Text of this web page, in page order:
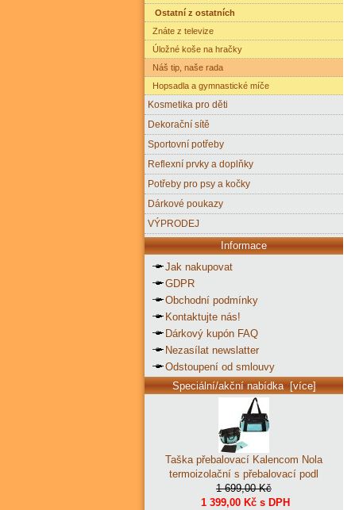
Ostatní z ostatních
Znáte z televize
Úložné koše na hračky
Náš tip, naše rada
Hopsadla a gymnastické míče
Kosmetika pro děti
Dekorační sítě
Sportovní potřeby
Reflexní prvky a doplňky
Potřeby pro psy a kočky
Dárkové poukazy
VÝPRODEJ
Informace
Jak nakupovat
GDPR
Obchodní podmínky
Kontaktujte nás!
Dárkový kupón FAQ
Nezasílat newslatter
Odstoupení od smlouvy
Speciální/akční nabídka [více]
Taška přebalovací Kalencom Nola
termoizolační s přebalovací podl
1 699,00 Kč
1 399,00 Kč s DPH